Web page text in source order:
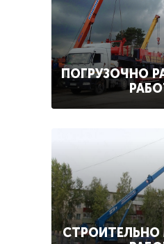
ПОГРУЗОЧНО